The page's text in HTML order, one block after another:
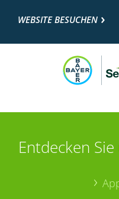
WEBSITE BESUCHEN
Entdecken